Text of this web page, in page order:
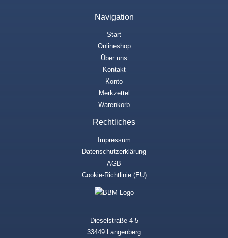
Navigation
Start
Onlineshop
Über uns
Kontakt
Konto
Merkzettel
Warenkorb
Rechtliches
Impressum
Datenschutzerklärung
AGB
Cookie-Richtlinie (EU)
Dieselstraße 4-5
33449 Langenberg